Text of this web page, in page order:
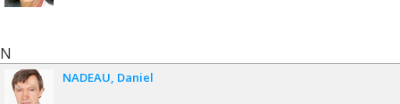
N
NADEAU Daniel